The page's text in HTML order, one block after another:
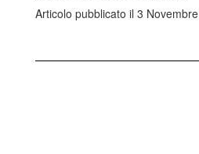
Articolo pubblicato il 3